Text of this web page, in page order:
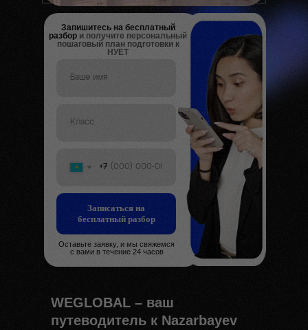
+7
Записаться на
бесплатный разбор
Оставьте заявку, и мы свяжемся
с вами в течение24 часов
Запишитесь на бесплатный
разбор и получите персональный
пошаговый план подготовки к
НУЕТ
WEGLOBAL – ваш
путеводитель к Nazarbayev